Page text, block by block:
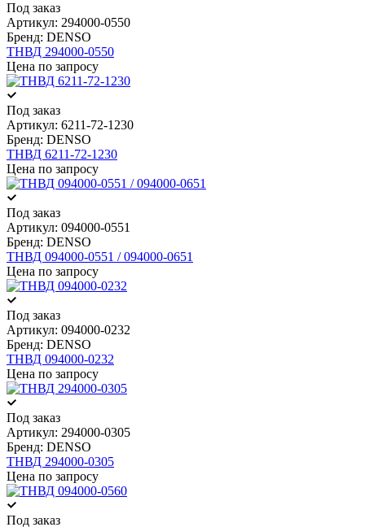
Под заказ
Артикул: 294000-0550
Бренд: DENSO
ТНВД 294000-0550
Цена по запросу
Под заказ
Артикул: 6211-72-1230
Бренд: DENSO
ТНВД 6211-72-1230
Цена по запросу
Под заказ
Артикул: 094000-0551
Бренд: DENSO
ТНВД 094000-0551 / 094000-0651
Цена по запросу
Под заказ
Артикул: 094000-0232
Бренд: DENSO
ТНВД 094000-0232
Цена по запросу
Под заказ
Артикул: 294000-0305
Бренд: DENSO
ТНВД 294000-0305
Цена по запросу
Под заказ